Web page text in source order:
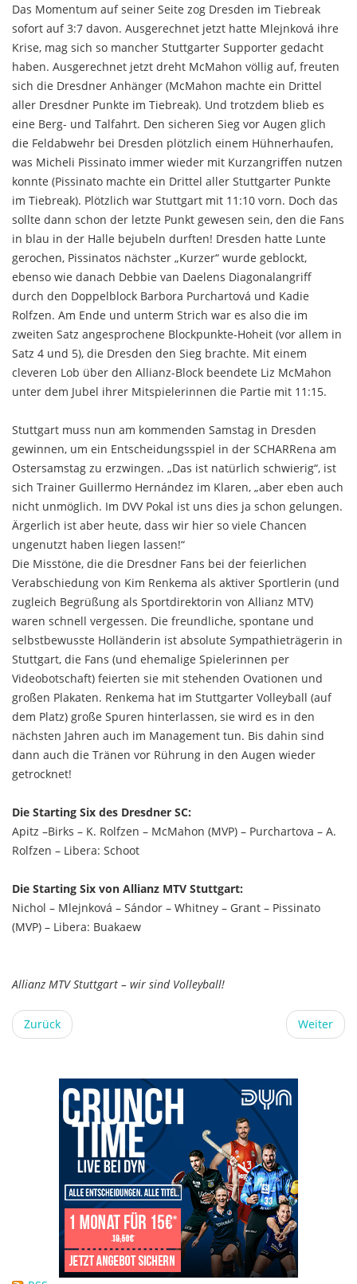
Das Momentum auf seiner Seite zog Dresden im Tiebreak
sofort auf 3:7 davon. Ausgerechnet jetzt hatte Mlejnková ihre
Krise, mag sich so mancher Stuttgarter Supporter gedacht
haben. Ausgerechnet jetzt dreht McMahon völlig auf, freuten
sich die Dresdner Anhänger (McMahon machte ein Drittel
aller Dresdner Punkte im Tiebreak). Und trotzdem blieb es
eine Berg- und Talfahrt. Den sicheren Sieg vor Augen glich
die Feldabwehr bei Dresden plötzlich einem Hühnerhaufen,
was Micheli Pissinato immer wieder mit Kurzangriffen nutzen
konnte (Pissinato machte ein Drittel aller Stuttgarter Punkte
im Tiebreak). Plötzlich war Stuttgart mit 11:10 vorn. Doch das
sollte dann schon der letzte Punkt gewesen sein, den die Fans
in blau in der Halle bejubeln durften! Dresden hatte Lunte
gerochen, Pissinatos nächster „Kurzer“ wurde geblockt,
ebenso wie danach Debbie van Daelens Diagonalangriff
durch den Doppelblock Barbora Purchartová und Kadie
Rolfzen. Am Ende und unterm Strich war es also die im
zweiten Satz angesprochene Blockpunkte-Hoheit (vor allem in
Satz 4 und 5), die Dresden den Sieg brachte. Mit einem
cleveren Lob über den Allianz-Block beendete Liz McMahon
unter dem Jubel ihrer Mitspielerinnen die Partie mit 11:15.
Stuttgart muss nun am kommenden Samstag in Dresden
gewinnen, um ein Entscheidungsspiel in der SCHARRena am
Ostersamstag zu erzwingen. „Das ist natürlich schwierig“, ist
sich Trainer Guillermo Hernández im Klaren, „aber eben auch
nicht unmöglich. Im DVV Pokal ist uns dies ja schon gelungen.
Ärgerlich ist aber heute, dass wir hier so viele Chancen
ungenutzt haben liegen lassen!“
Die Misstöne, die die Dresdner Fans bei der feierlichen
Verabschiedung von Kim Renkema als aktiver Sportlerin (und
zugleich Begrüßung als Sportdirektorin von Allianz MTV)
waren schnell vergessen. Die freundliche, spontane und
selbstbewusste Holländerin ist absolute Sympathieträgerin in
Stuttgart, die Fans (und ehemalige Spielerinnen per
Videobotschaft) feierten sie mit stehenden Ovationen und
großen Plakaten. Renkema hat im Stuttgarter Volleyball (auf
dem Platz) große Spuren hinterlassen, sie wird es in den
nächsten Jahren auch im Management tun. Bis dahin sind
dann auch die Tränen vor Rührung in den Augen wieder
getrocknet!
Die Starting Six des Dresdner SC:
Apitz –Birks – K. Rolfzen – McMahon (MVP) – Purchartova – A.
Rolfzen – Libera: Schoot
Die Starting Six von Allianz MTV Stuttgart:
Nichol – Mlejnková – Sándor – Whitney – Grant – Pissinato
(MVP) – Libera: Buakaew
Allianz MTV Stuttgart – wir sind Volleyball!
Zurück Weiter